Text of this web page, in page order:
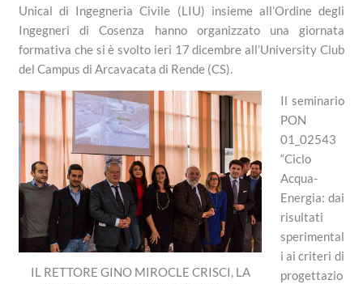
Unical di Ingegneria Civile (LIU) insieme all’Ordine degli
Ingegneri di Cosenza hanno organizzato una giornata
formativa che si è svolto ieri 17 dicembre all’University Club
del Campus di Arcavacata di Rende (CS).
IL RETTORE GINO MIROCLE CRISCI, LA
Il seminario
PON
01_02543
“Ciclo
Acqua-
Energia: dai
risultati
sperimental
i ai criteri di
progettazio